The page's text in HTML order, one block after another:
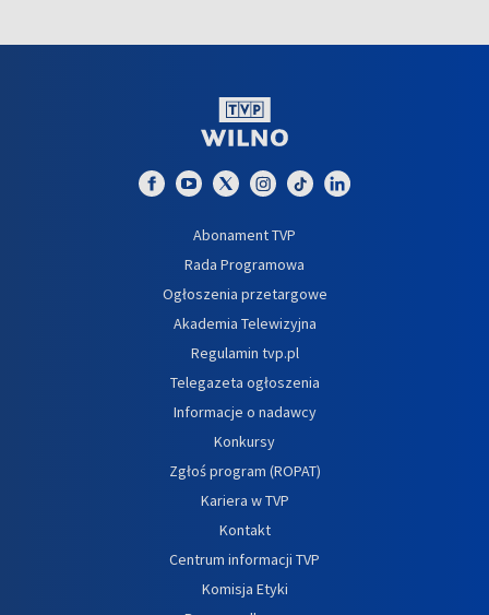
Abonament TVP
Rada Programowa
Ogłoszenia przetargowe
Akademia Telewizyjna
Regulamin tvp.pl
Telegazeta ogłoszenia
Informacje o nadawcy
Konkursy
Zgłoś program (ROPAT)
Kariera w TVP
Kontakt
Centrum informacji TVP
Komisja Etyki